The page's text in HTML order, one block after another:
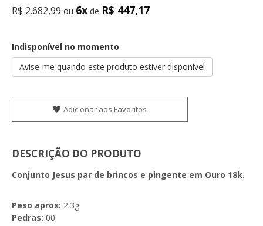
R$ 2.682,99 ou 6x de R$ 447,17
Indisponível no momento
Avise-me quando este produto estiver disponível
Adicionar aos Favoritos
DESCRIÇÃO DO PRODUTO
Conjunto Jesus par de brincos e pingente em Ouro 18k.
Peso aprox: 2.3g
Pedras: 00